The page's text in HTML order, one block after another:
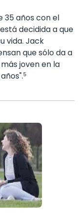
35 años con el
decidida a que
vida. Jack
que sólo da a
joven en la
5